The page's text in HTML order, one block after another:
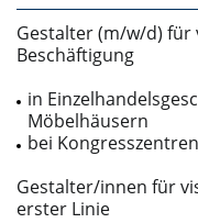
Gestalter (m/w/d) für
Beschäftigung
in
Möbelhäusern
bei
Gestalter/innen für
erster Linie